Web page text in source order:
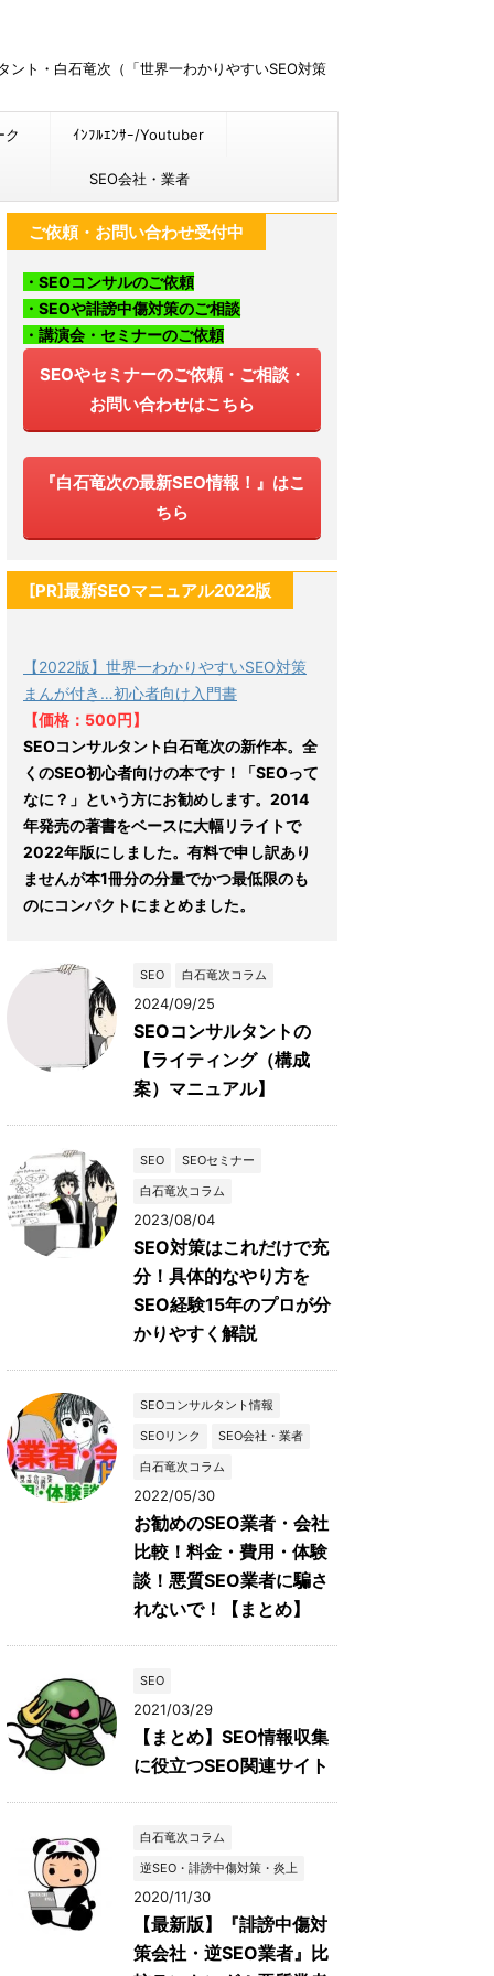
ント・白石竜次（「世界一わかりやすいSEO対策
ク ｲﾝﾌﾙｴﾝｻｰ/Youtuber
SEO会社・業者
ご依頼・お問い合わせ受付中
・SEOコンサルのご依頼
・SEOや誹謗中傷対策のご相談
・講演会・セミナーのご依頼
SEOやセミナーのご依頼・ご相談・
お問い合わせはこちら
『白石竜次の最新SEO情報！』はこ
ちら
[PR]最新SEOマニュアル2022版
【2022版】世界一わかりやすいSEO対策
まんが付き…初心者向け入門書
【価格：500円】
SEOコンサルタント白石竜次の新作本。全
くのSEO初心者向けの本です！「SEOって
なに？」という方にお勧めします。2014
年発売の著書をベースに大幅リライトで
2022年版にしました。有料で申し訳あり
ませんが本1冊分の分量でかつ最低限のも
のにコンパクトにまとめました。
SEO 白石竜次コラム
2024/09/25
SEOコンサルタントの
【ライティング（構成
案）マニュアル】
SEO
SEOセミナー
白石竜次コラム
2023/08/04
SEO対策はこれだけで充
分！具体的なやり方を
SEO経験15年のプロが分
かりやすく解説
SEOコンサルタント情報
SEOリンク
SEO会社・業者
白石竜次コラム
2022/05/30
お勧めのSEO業者・会社
比較！料金・費用・体験
談！悪質SEO業者に騙さ
れないで！【まとめ】
SEO
2021/03/29
【まとめ】SEO情報収集
に役立つSEO関連サイト
白石竜次コラム
逆SEO・誹謗中傷対策・炎上
2020/11/30
【最新版】『誹謗中傷対
策会社・逆SEO業者』比